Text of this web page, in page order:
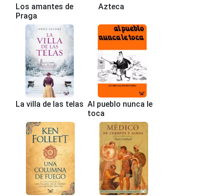
Los amantes de
Praga
Azteca
La villa de las telas Al pueblo nunca le
toca